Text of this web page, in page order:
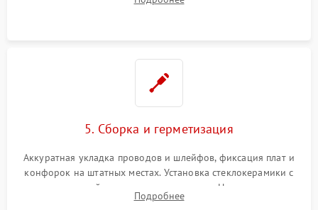
дорожек. Очистка контактов и замена поврежденной
5. Сборка и герметизация
Аккуратная укладка проводов и шлейфов, фиксация плат и
конфорок на штатных местах. Установка стеклокерамики с
проверкой равномерности зазоров. Нанесение
термостойкого герметика или укладка уплотнительной
Подробнее